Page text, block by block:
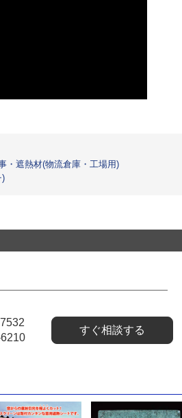
・遮熱材(物流倉庫・工場用)
)
すぐ相談する